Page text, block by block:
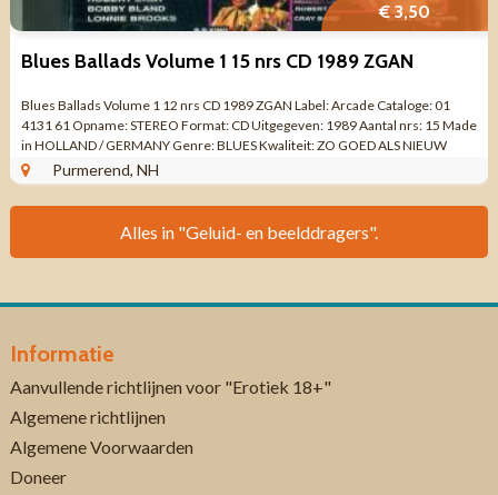
€ 3,50
Blues Ballads Volume 1 15 nrs CD 1989 ZGAN
Blues Ballads Volume 1 12 nrs CD 1989 ZGAN Label: Arcade Cataloge: 01
4131 61 Opname: STEREO Format: CD Uitgegeven: 1989 Aantal nrs: 15 Made
in HOLLAND / GERMANY Genre: BLUES Kwaliteit: ZO GOED ALS NIEUW
Tracklist CD 1 Muddy ...
Purmerend, NH
Alles in "Geluid- en beelddragers".
Informatie
Aanvullende richtlijnen voor "Erotiek 18+"
Algemene richtlijnen
Algemene Voorwaarden
Doneer